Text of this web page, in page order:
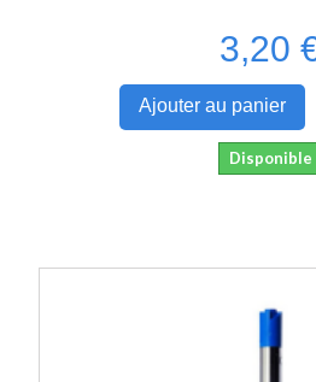
3,20
Ajouter au panier
Disponible